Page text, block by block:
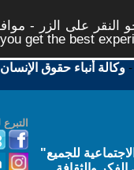
النقر على الزر -
get the best
-وكالة أنباء حقوق الإنسان
للجميع"